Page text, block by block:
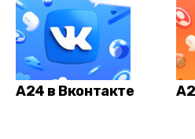
А24 в Вконтакте